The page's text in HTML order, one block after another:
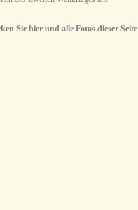
Sie hier und alle Fotos dieser Seite